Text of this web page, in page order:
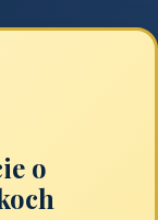
o